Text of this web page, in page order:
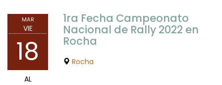
MAR
VIE
18
AL
1ra Fecha Campeonato
Nacional de Rally 2022 en
Rocha
Rocha